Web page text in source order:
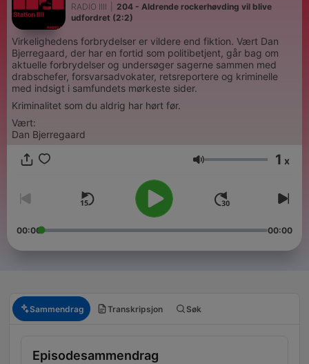
RADIO IIII
204 - Aldrende rockerhøvding vil blive
udfordret (2:2)
Virkelighedens forbrydelser er vildere end fiktion. Vært Dan
Bjerregaard, der har en fortid som politibetjent, går bag om
aktuelle forbrydelser og undersøger sagerne sammen med
drabschefer, forsvarsadvokater, retsreportere og kriminelle
med indsigt i samfundets mørkeste sider.
Kriminalitet som du aldrig har hørt før.
Vært:
Dan Bjerregaard
Volum 1 x
00:00 00:00
Sammendrag Transkripsjon Søk
Episodesammendrag